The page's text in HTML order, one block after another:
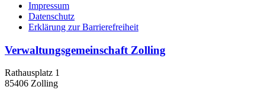
Impressum
Datenschutz
Erklärung zur Barrierefreiheit
Verwaltungsgemeinschaft Zolling
Rathausplatz 1
85406 Zolling